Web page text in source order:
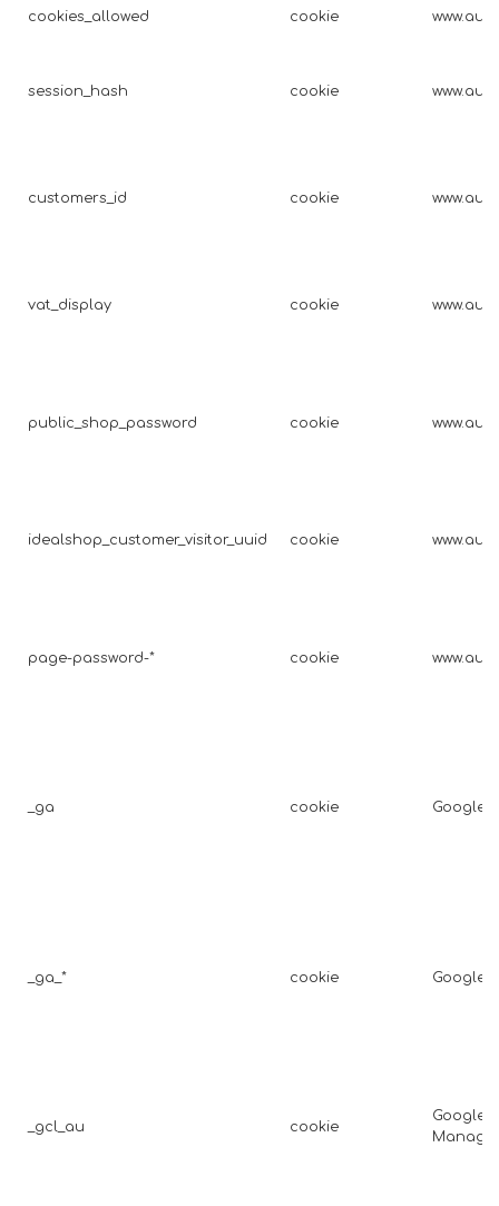
cookies_allowed cookie
session_hash cookie
customers_id cookie
vat_display cookie
public_shop_password cookie
idealshop_customer_visitor_uuid cookie
page-password-* cookie
_ga cookie Google
_ga_* cookie Google
_gcl_au cookie
Google